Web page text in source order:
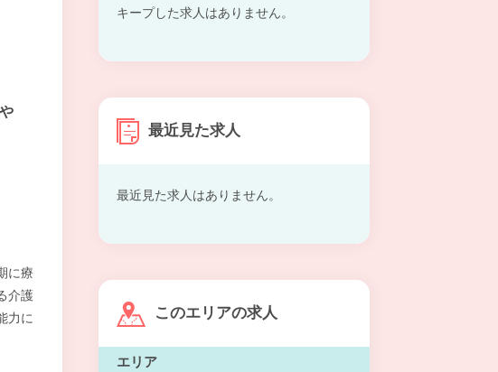
に療
介護
力に
キープした求人はありません。
最近見た求人
最近見た求人はありません。
このエリアの求人
エリア